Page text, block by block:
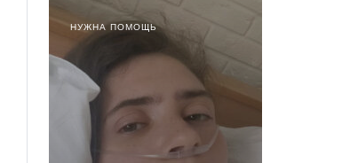
НУЖНА ПОМОЩЬ